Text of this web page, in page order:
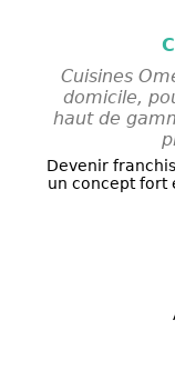
Cuisines
domicile,
haut de
Devenir
un concept fort